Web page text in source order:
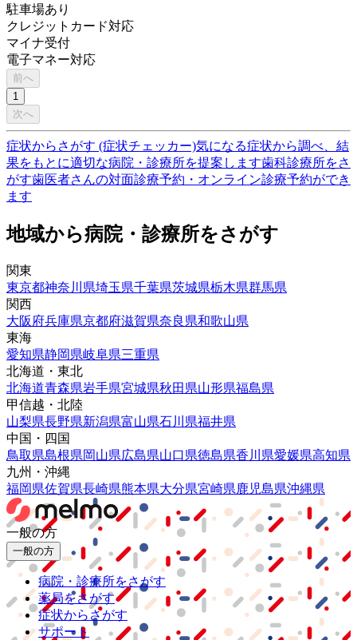
駐車場あり
クレジットカード対応
マイナ受付
電子マネー対応
前へ
1
次へ
症状からさがす (症状チェッカー)気になる症状から調べ、結
果をもとに適切な病院・診療所を提案します歯科診療所をさ
がす歯医者さんの対面診療予約・オンライン診療予約ができ
ます
地域から病院・診療所をさがす
関東
東京都神奈川県埼玉県千葉県茨城県栃木県群馬県
関西
大阪府兵庫県京都府滋賀県奈良県和歌山県
東海
愛知県静岡県岐阜県三重県
北海道・東北
北海道青森県岩手県宮城県秋田県山形県福島県
甲信越・北陸
山梨県長野県新潟県富山県石川県福井県
中国・四国
鳥取県島根県岡山県広島県山口県徳島県香川県愛媛県高知県
九州・沖縄
福岡県佐賀県長崎県熊本県大分県宮崎県鹿児島県沖縄県
一般の方
一般の方
病院・診療所をさがす
薬局をさがす
症状からさがす
サポート